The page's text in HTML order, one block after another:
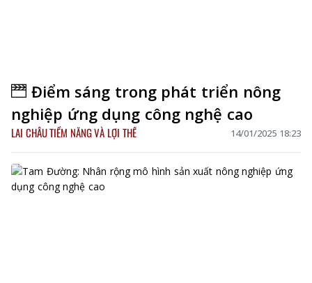
Điểm sáng trong phát triển nông
nghiệp ứng dụng công nghệ cao
LAI CHÂU TIỀM NĂNG VÀ LỢI THẾ 14/01/2025 18:23